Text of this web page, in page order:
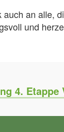
auch an alle,
und
4. Etappe